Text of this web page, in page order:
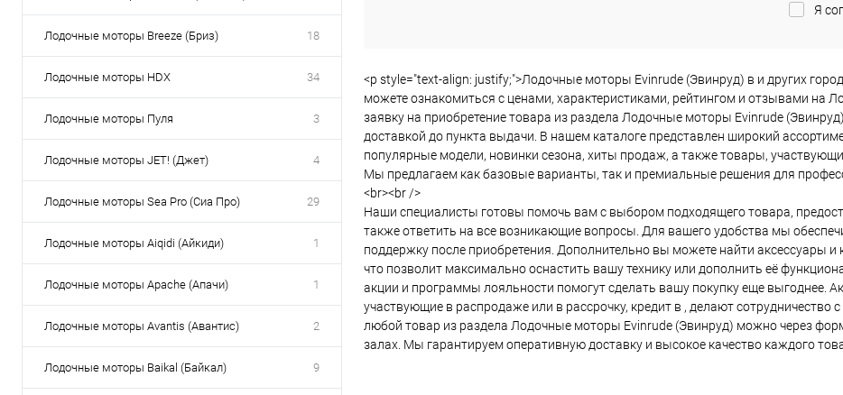
Лодочные моторы Breeze (Бриз) 18
Лодочные моторы HDX 34
Лодочные моторы Пуля 3
Лодочные моторы JET! (Джет) 4
Лодочные моторы Sea Pro (Сиа Про) 29
Лодочные моторы Aiqidi (Айкиди) 1
Лодочные моторы Apache (Апачи) 1
Лодочные моторы Avantis (Авантис) 2
Лодочные моторы Baikal (Байкал) 9
Я
<p style="text-align: justify;">Лодочные моторы Evinrude (Эвинруд) в и других
можете ознакомиться с ценами, характеристиками, рейтингом и отзывами на
заявку на приобретение товара из раздела Лодочные моторы Evinrude
доставкой до пункта выдачи. В нашем каталоге представлен широкий
популярные модели, новинки сезона, хиты продаж, а также товары,
Мы предлагаем как базовые варианты, так и премиальные решения для
<br><br />
Наши специалисты готовы помочь вам с выбором подходящего товара,
также ответить на все возникающие вопросы. Для вашего удобства мы
поддержку после приобретения. Дополнительно вы можете найти аксессуары
что позволит максимально оснастить вашу технику или дополнить её
акции и программы лояльности помогут сделать вашу покупку еще выгоднее.
участвующие в распродаже или в рассрочку, кредит в , делают
любой товар из раздела Лодочные моторы Evinrude (Эвинруд) можно через
залах. Мы гарантируем оперативную доставку и высокое качество каждого